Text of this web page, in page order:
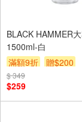
BLACK HAMMER
1500ml-白
滿額9折
贈$200
$ 349
$259